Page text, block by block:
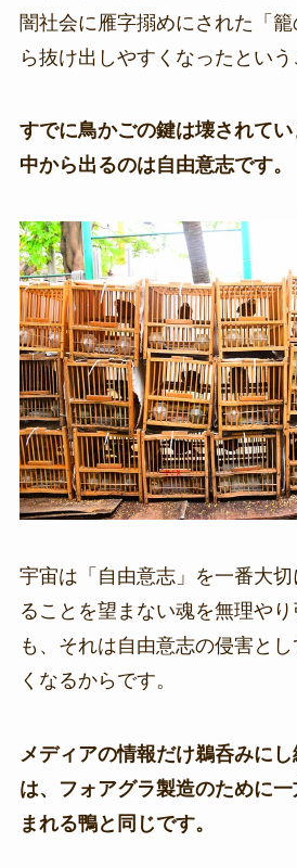
闇社会に雁字搦めにされた「
ら抜け出しやすくなったという
すでに鳥かごの鍵は壊されて
中から出るのは自由意志です。
宇宙は「自由意志」を一番大
ることを望まない魂を無理や
も、それは自由意志の侵害と
くなるからです。
メディアの情報だけ鵜呑みに
は、フォアグラ製造のために
まれる鴨と同じです。